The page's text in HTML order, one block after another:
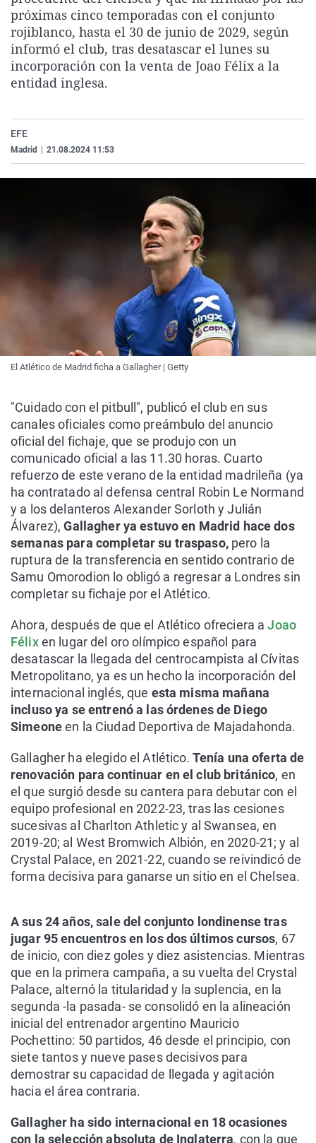
La rosa de los vientos
Gente viajera
Como el perro y el
Caso
Retornados
Equipo de
Extremadura
Galicia
La Rioja
Virales
Televisión
Elecciones
próximas cinco temporadas con el conjunto
rojiblanco, hasta el 30 de junio de 2029, según
informó el club, tras desatascar el lunes su
incorporación con la venta de Joao Félix a la
entidad inglesa.
EFE
Madrid 21.08.2024 11:53
El Atlético de Madrid ficha a Gallagher | Getty
"Cuidado con el pitbull", publicó el club en sus
canales oficiales como preámbulo del anuncio
oficial del fichaje, que se produjo con un
comunicado oficial a las 11.30 horas. Cuarto
refuerzo de este verano de la entidad madrileña (ya
ha contratado al defensa central Robin Le Normand
y a los delanteros Alexander Sorloth y Julián
Álvarez),Gallagher ya estuvo en Madrid hace dos
semanas para completar su traspaso,pero la
ruptura de la transferencia en sentido contrario de
Samu Omorodion lo obligó a regresar a Londres sin
completar su fichaje por el Atlético.
Ahora, después de que el Atlético ofreciera aJoao
Félixen lugar del oro olímpico español para
desatascar la llegada del centrocampista al Cívitas
Metropolitano, ya es un hecho la incorporación del
internacional inglés, que esta misma mañana
incluso ya se entrenó a las órdenes de Diego
Simeoneen la Ciudad Deportiva de Majadahonda.
Gallagher ha elegido el Atlético. Tenía una oferta de
renovación para continuar en el club británico, en
el que surgió desde su cantera para debutar con el
equipo profesional en 2022-23, tras las cesiones
sucesivas al Charlton Athletic y al Swansea, en
2019-20; al West Bromwich Albión, en 2020-21; y al
Crystal Palace, en 2021-22, cuando se reivindicó de
forma decisiva para ganarse un sitio en el Chelsea.
A sus 24 años, sale del conjunto londinense tras
jugar 95 encuentros en los dos últimos cursos, 67
de inicio, con diez goles y diez asistencias. Mientras
que en la primera campaña, a su vuelta del Crystal
Palace, alternó la titularidad y la suplencia, en la
segunda -la pasada- se consolidó en la alineación
inicial del entrenador argentino Mauricio
Pochettino: 50 partidos, 46 desde el principio, con
siete tantos y nueve pases decisivos para
demostrar su capacidad de llegada y agitación
hacia el área contraria.
Gallagher ha sido internacional en 18 ocasiones
con la selección absoluta de Inglaterra, con la que